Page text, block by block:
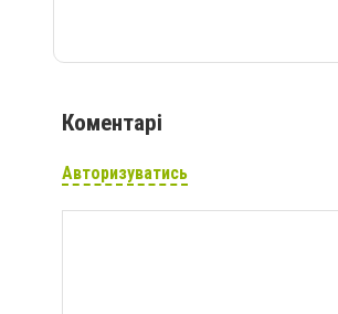
Коментарі
Авторизуватись